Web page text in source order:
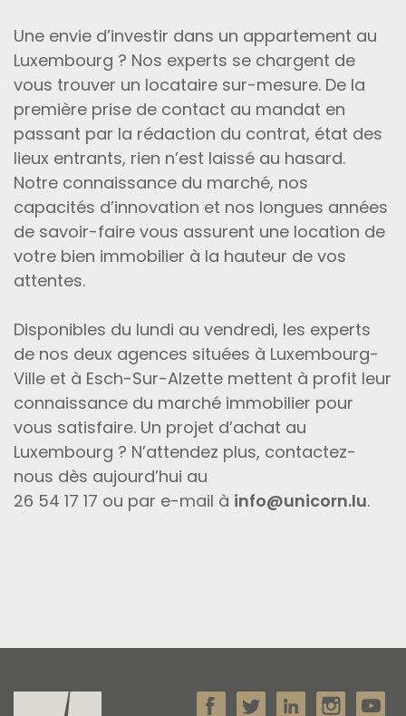
Une envie d’investir dans un appartement au
Luxembourg ? Nos experts se chargent de
vous trouver un locataire sur-mesure. De la
première prise de contact au mandat en
passant par la rédaction du contrat, état des
lieux entrants, rien n’est laissé au hasard.
Notre connaissance du marché, nos
capacités d’innovation et nos longues années
de savoir-faire vous assurent une location de
votre bien immobilier à la hauteur de vos
attentes.
Disponibles du lundi au vendredi, les experts
de nos deux agences situées à Luxembourg-
Ville et à Esch-Sur-Alzette mettent à profit leur
connaissance du marché immobilier pour
vous satisfaire. Un projet d’achat au
Luxembourg ? N’attendez plus, contactez-
nous dès aujourd’hui au
26 54 17 17 ou par e-mail à info@unicorn.lu.